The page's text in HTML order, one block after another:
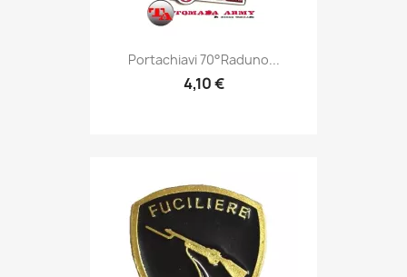
Anteprima
Portachiavi 70°Raduno...
4,10 €